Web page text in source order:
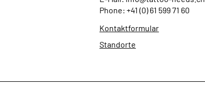
Phone: +41 (0) 61 599 71 60
Kontaktformular
Standorte